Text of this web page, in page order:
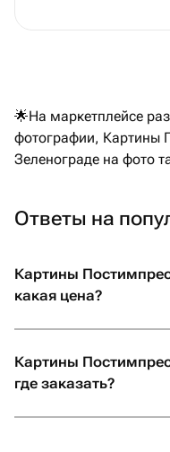
🌟На маркетплейсе
фотографии, Картины
Зеленограде на фото
Ответы на
Картины
какая цена?
Картины
где заказать?